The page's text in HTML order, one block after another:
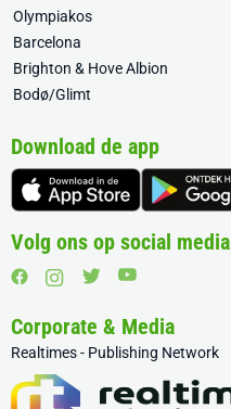
Olympiakos
Barcelona
Brighton & Hove Albion
Bodø/Glimt
Download de app
Volg ons op social media
Corporate & Media
Realtimes - Publishing Network